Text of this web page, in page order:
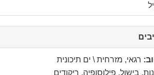
to
collapse
contents
רגאי, מזרחית \ ים תיכונית
בישול, פילוסופיה, ריקודים